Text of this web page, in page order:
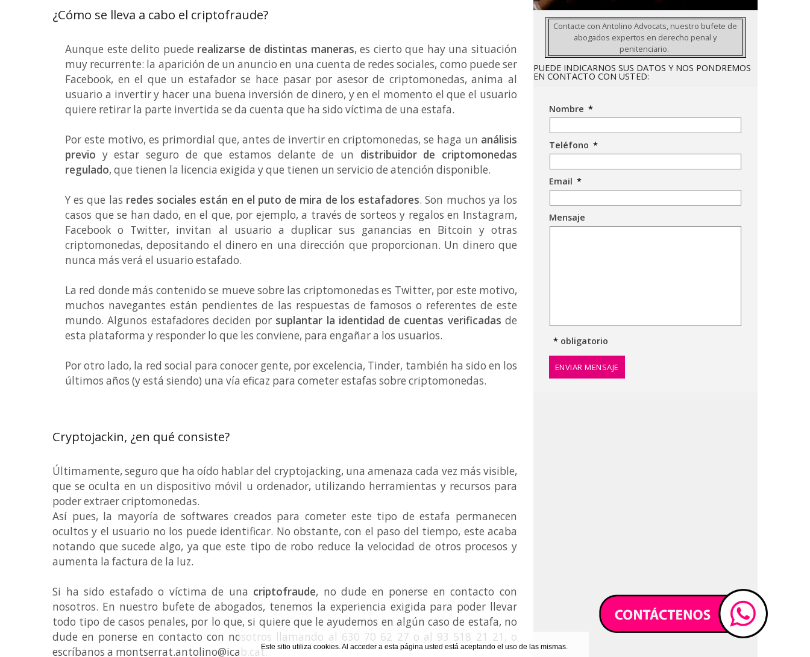
¿Cómo se lleva a cabo el criptofraude?
Aunque este delito puede realizarse de distintas maneras, es cierto que hay una situación
muy recurrente: la aparición de un anuncio en una cuenta de redes sociales, como puede ser
Facebook, en el que un estafador se hace pasar por asesor de criptomonedas, anima al
usuario a invertir y hacer una buena inversión de dinero, y en el momento el que el usuario
quiere retirar la parte invertida se da cuenta que ha sido víctima de una estafa.
Por este motivo, es primordial que, antes de invertir en criptomonedas, se haga un análisis
previo y estar seguro de que estamos delante de un distribuidor de criptomonedas
regulado, que tienen la licencia exigida y que tienen un servicio de atención disponible.
Y es que las redes sociales están en el puto de mira de los estafadores. Son muchos ya los
casos que se han dado, en el que, por ejemplo, a través de sorteos y regalos en Instagram,
Facebook o Twitter, invitan al usuario a duplicar sus ganancias en Bitcoin y otras
criptomonedas, depositando el dinero en una dirección que proporcionan. Un dinero que
nunca más verá el usuario estafado.
La red donde más contenido se mueve sobre las criptomonedas es Twitter, por este motivo,
muchos navegantes están pendientes de las respuestas de famosos o referentes de este
mundo. Algunos estafadores deciden por suplantar la identidad de cuentas verificadas de
esta plataforma y responder lo que les conviene, para engañar a los usuarios.
Por otro lado, la red social para conocer gente, por excelencia, Tinder, también ha sido en los
últimos años (y está siendo) una vía eficaz para cometer estafas sobre criptomonedas.
Cryptojackin, ¿en qué consiste?
Últimamente, seguro que ha oído hablar del cryptojacking, una amenaza cada vez más visible,
que se oculta en un dispositivo móvil u ordenador, utilizando herramientas y recursos para
poder extraer criptomonedas.
Así pues, la mayoría de softwares creados para cometer este tipo de estafa permanecen
ocultos y el usuario no los puede identificar. No obstante, con el paso del tiempo, este acaba
notando que sucede algo, ya que este tipo de robo reduce la velocidad de otros procesos y
aumenta la factura de la luz.
Si ha sido estafado o víctima de una criptofraude, no dude en ponerse en contacto con
nosotros. En nuestro bufete de abogados, tenemos la experiencia exigida para poder llevar
todo tipo de casos penales, por lo que, si quiere que le ayudemos en algún caso de estafa, no
dude en ponerse en contacto con nosotros llamando al 630 70 62 27 o al 93 518 21 21, o
escríbanos a montserrat.antolino@icab.cat.
Contacte con Antolino Advocats, nuestro bufete de
abogados expertos en derecho penal y
penitenciario.
PUEDE INDICARNOS SUS DATOS Y NOS PONDREMOS
EN CONTACTO CON USTED:
Nombre *
Teléfono *
Email *
Mensaje
* obligatorio
ENVIAR MENSAJE
Este sitio utiliza cookies. Al acceder a esta página usted está aceptando el uso de las mismas.